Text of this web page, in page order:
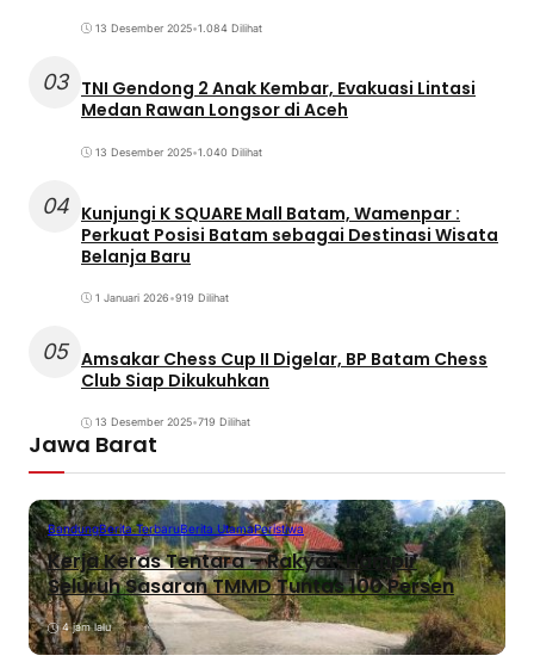
13 Desember 2025•1.084 Dilihat
03 TNI Gendong 2 Anak Kembar, Evakuasi Lintasi
Medan Rawan Longsor di Aceh
13 Desember 2025•1.040 Dilihat
04 Kunjungi K SQUARE Mall Batam, Wamenpar :
Perkuat Posisi Batam sebagai Destinasi Wisata
Belanja Baru
1 Januari 2026•919 Dilihat
05 Amsakar Chess Cup II Digelar, BP Batam Chess
Club Siap Dikukuhkan
13 Desember 2025•719 Dilihat
Jawa Barat
BandungBerita TerbaruBerita UtamaPeristiwa
Kerja Keras Tentara – Rakyat, Hampir
Seluruh Sasaran TMMD Tuntas 100 Persen
4 jam lalu